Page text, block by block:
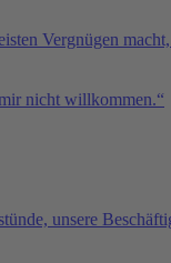
Vergnügen
nicht willkommen.“
unsere